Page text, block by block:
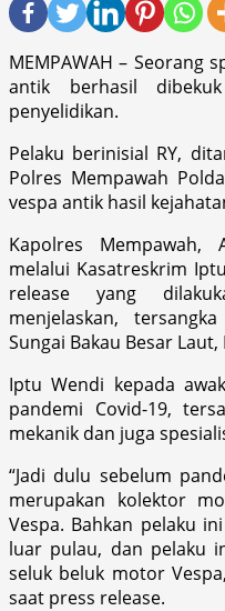
MEMPAWAH – Seorang
antik berhasil
penyelidikan.
Pelaku berinisial RY,
Polres Mempawah
vespa antik hasil
Kapolres Mempawah,
melalui Kasatreskrim
release yang
menjelaskan,
Sungai Bakau Besar
Iptu Wendi kepada
pandemi Covid-19,
mekanik dan juga
“Jadi dulu sebelum
merupakan kolektor
Vespa. Bahkan pelaku
luar pulau, dan pelaku
seluk beluk motor
saat press release.